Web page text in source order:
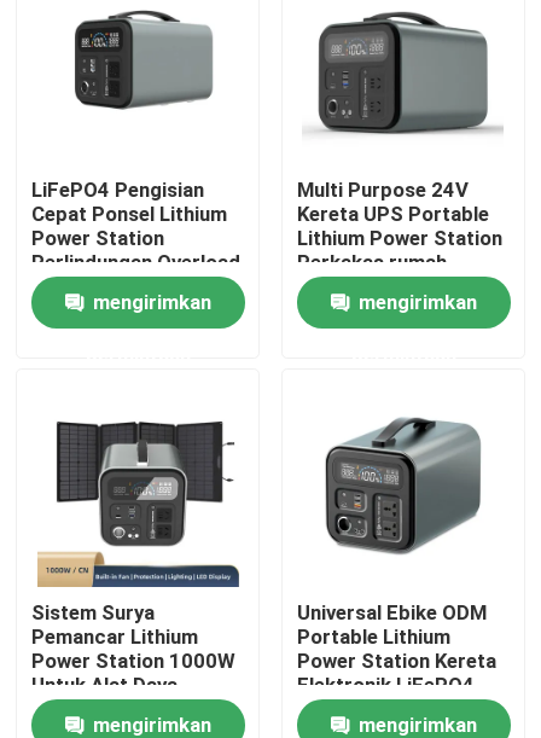
Rumah
Produk
video
Tur Pabrik
Kontrol kualitas
Hubungi kami
Permintaan Penawaran
LiFePO4 Pengisian
Cepat Ponsel Lithium
Power Station
Perlindungan Overload
mengirimkan
Multi Purpose 24V
Kereta UPS Portable
Lithium Power Station
Perkakas rumah
tangga Mainan
mengirimkan
Sistem Surya
Pemancar Lithium
Power Station 1000W
Untuk Alat Daya
mengirimkan
Universal Ebike ODM
Portable Lithium
Power Station Kereta
Elektronik LiFePO4
mengirimkan